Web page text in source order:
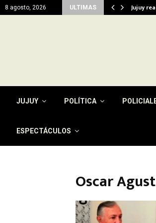
8 agosto, 2026 ULTIMAS Jujuy
JUJUY POLÍTICA
ESPECTÁCULOS
Oscar